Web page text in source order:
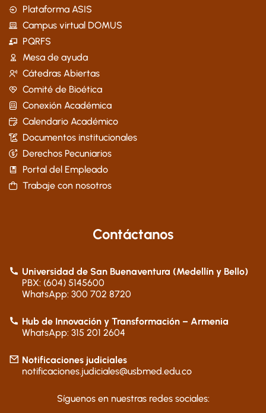
Plataforma ASIS
Campus virtual DOMUS
PQRFS
Mesa de ayuda
Cátedras Abiertas
Comité de Bioética
Conexión Académica
Calendario Académico
Documentos institucionales
Derechos Pecuniarios
Portal del Empleado
Trabaje con nosotros
Contáctanos
Universidad de San Buenaventura (Medellín y Bello)
PBX: (604) 5145600
WhatsApp: 300 702 8720
Hub de Innovación y Transformación – Armenia
WhatsApp: 315 201 2604
Notificaciones judiciales
notificaciones.judiciales@usbmed.edu.co
Síguenos en nuestras redes sociales: